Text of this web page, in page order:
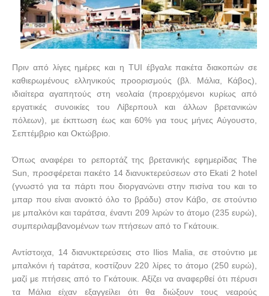
Πριν από λίγες ημέρες και η TUI έβγαλε πακέτα διακοπών σε
καθιερωμένους ελληνικούς προορισμούς (βλ. Μάλια, Κάβος),
ιδιαίτερα αγαπητούς στη νεολαία (προερχόμενοι κυρίως από
εργατικές συνοικίες του Λίβερπουλ και άλλων βρετανικών
πόλεων), με έκπτωση έως και 60% για τους μήνες Αύγουστο,
Σεπτέμβριο και Οκτώβριο.
Όπως αναφέρει το ρεπορτάζ της βρετανικής εφημερίδας The
Sun , προσφέρεται πακέτο 14 διανυκτερεύσεων στο Ekati 2 hotel
(γνωστό για τα πάρτι που διοργανώνει στην πισίνα του και το
μπαρ που είναι ανοικτό όλο το βράδυ) στον Κάβο, σε στούντιο
με μπαλκόνι και ταράτσα, έναντι 209 λιρών το άτομο (235 ευρώ),
συμπεριλαμβανομένων των πτήσεων από το Γκάτουικ.
Αντίστοιχα, 14 διανυκτερεύσεις στο Ilios Malia , σε στούντιο με
μπαλκόνι ή ταράτσα, κοστίζουν 220 λίρες το άτομο (250 ευρώ),
μαζί με πτήσεις από το Γκάτουικ. Αξίζει να αναφερθεί ότι πέρυσι
τα Μάλια είχαν εξαγγείλει ότι θα διώξουν τους νεαρούς